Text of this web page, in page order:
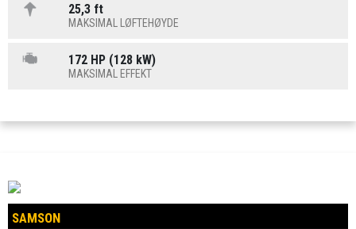
25,3 ft
MAKSIMAL LØFTEHØYDE
172 HP (128 kW)
MAKSIMAL EFFEKT
SAMSON